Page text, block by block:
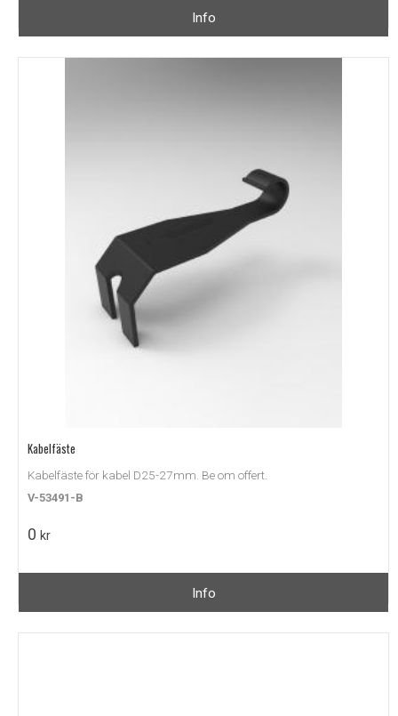
Info
Kabelfäste
Kabelfäste för kabel D25-27mm. Be om offert.
V-53491-B
0 kr
Info